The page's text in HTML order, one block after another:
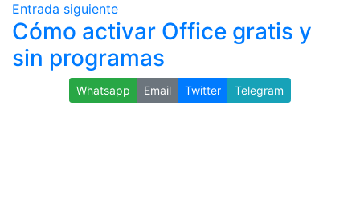
Entrada siguiente
Cómo activar Office gratis y
sin programas
Whatsapp Email Twitter Telegram